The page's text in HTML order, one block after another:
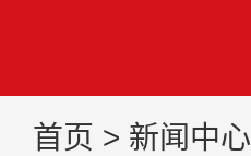
首页 > 新闻中心